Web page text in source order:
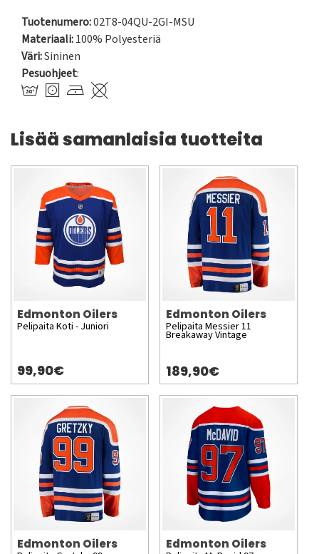
Tuotenumero:02T8-04QU-2GI-MSU
Materiaali:100% Polyesteriä
Väri:Sininen
Pesuohjeet:
Lisää samanlaisia tuotteita
Edmonton Oilers
Pelipaita Koti - Juniori
99,90€
Edmonton Oilers
Pelipaita Messier 11
Breakaway Vintage
189,90€
Edmonton Oilers
Edmonton Oilers